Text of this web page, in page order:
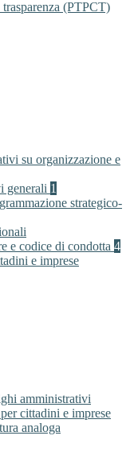
(PTPCT)
su organizzazione e
generali 1
strategico-
e codice di condotta 4
e imprese
amministrativi
cittadini e imprese
analoga